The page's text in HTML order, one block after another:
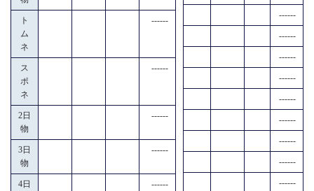
ト
ム
ネ
------
ス
ポ
ネ
------
2日
物
------
3日
物
------
4日
------
------
------
------
------
------
------
------
------
------